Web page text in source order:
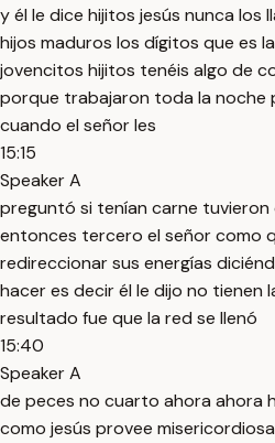
y él le dice hijitos jesús nunca los
hijos maduros los dígitos que es
jovencitos hijitos tenéis algo de
porque trabajaron toda la noche
cuando el señor les
15:15
Speaker A
preguntó si tenían carne
entonces tercero el señor como
redireccionar sus energías
hacer es decir él le dijo no tienen
resultado fue que la red se llenó
15:40
Speaker A
de peces no cuarto ahora ahora
como jesús provee